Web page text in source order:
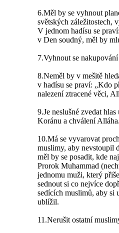
6.Měl by se vyhnout
světských záležitostech,
V jednom hadísu se
v Den soudný, měl by
7.Vyhnout se
8.Neměl by v mešitě
v hadísu se praví: „Kdo
nalezení ztracené věci,
9.Je neslušné zvedat
Koránu a chválení
10.Má se vyvarovat
muslimy, aby nevstoupil
měl by se posadit, kde
Prorok Muhammad
jednomu muži, který
sednout si co nejvíce
sedících muslimů, aby si
ublížil.
11.Nerušit ostatní